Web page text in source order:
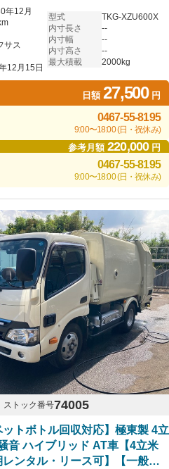
年12月
サス
12月15日
型式
TKG-XZU600X
内寸長さ
--
内寸幅
--
内寸高さ
--
最大積載
2000kg
日額27,500円
0467-55-8195
9:00〜18:00 (日・祝休み)
参考月額220,000円
0467-55-8195
9:00〜18:00 (日・祝休み)
ストック番号74005
ットボトル回収対応】極東製 4立
音 ハイブリッド AT車【4立米
ンタル・リース可】【一般ご